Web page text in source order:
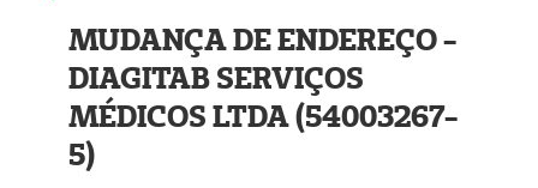
MUDANÇA DE ENDEREÇO -
DIAGITAB SERVIÇOS
MÉDICOS LTDA (54003267-
5)